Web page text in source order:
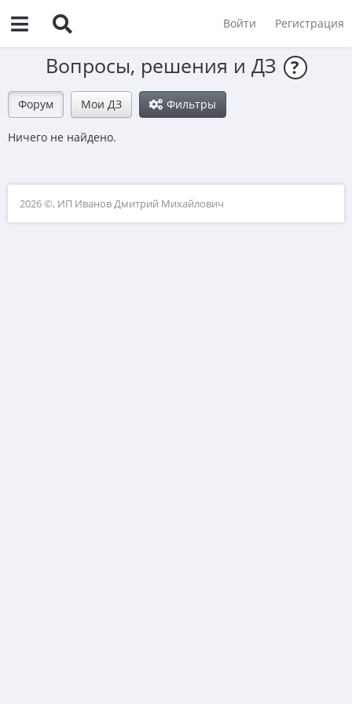
Войти Регистрация
Вопросы, решения и ДЗ ?
Форум Мои ДЗ Фильтры
Ничего не найдено.
2026 ©, ИП Иванов Дмитрий Михайлович